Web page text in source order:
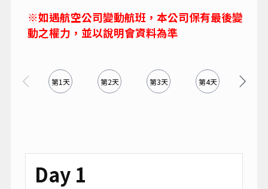
※如遇航空公司變動航班，本公司保有最後變
動之權力，並以說明會資料為準
第1天 第2天 第3天 第4天
Day 1